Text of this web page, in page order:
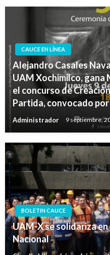
CAUCE EN LÍNEA
Alejandro Casales
UAM Xochimilco, gana
el concurso de
Partida, convocado
Administrador 9 septiembre,
BOLETIN CAUCE
UAM-X se solidariza
Nacional